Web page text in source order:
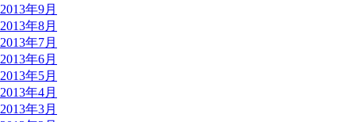
2013年9月
2013年8月
2013年7月
2013年6月
2013年5月
2013年4月
2013年3月